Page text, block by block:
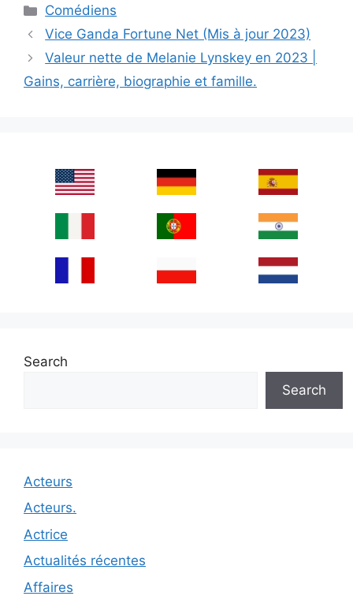
Categories
Comédiens
Vice Ganda Fortune Net (Mis à jour 2023)
Valeur nette de Melanie Lynskey en 2023 |
Gains, carrière, biographie et famille.
Search
Search
Acteurs
Acteurs.
Actrice
Actualités récentes
Affaires